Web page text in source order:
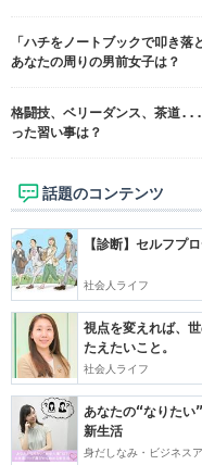
「ハチをノートブックで叩き
あなたの周りの男前女子は？
格闘技、ベリーダンス、茶道
った習い事は？
話題のコンテンツ
【診断】セルフプ
社会人ライフ
視点を変えれば、
たえたいこと。
社会人ライフ
あなたの“なりたい
新生活
身だしなみ・ビジネス